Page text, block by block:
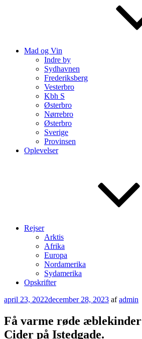
Mad og Vin
Indre by
Sydhavnen
Frederiksberg
Vesterbro
Kbh S
Østerbro
Nørrebro
Østerbro
Sverige
Provinsen
Oplevelser
Rejser
Arktis
Afrika
Europa
Nordamerika
Sydamerika
Opskrifter
Udgivet
april 23, 2022december 28, 2023 afadmin
Få varme røde
Cider på Istedgade.